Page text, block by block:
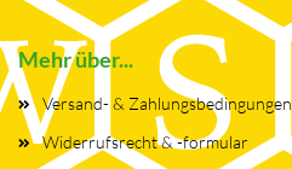
Mehr über...
Versand- & Zahlungsbedingungen
Widerrufsrecht & -formular